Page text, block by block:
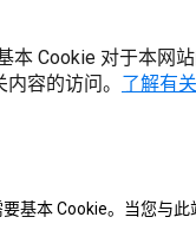
研讨会
选择您要参加的会议。
本 Cookie 对于本网
容的访问。 了解有
基本 Cookie。当您与此